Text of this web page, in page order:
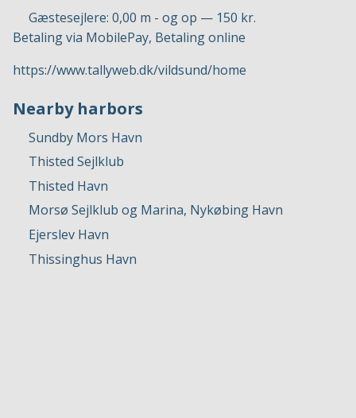
Gæstesejlere: 0,00 m - og op — 150 kr.
Betaling via MobilePay, Betaling online
https://www.tallyweb.dk/vildsund/home
Nearby harbors
Sundby Mors Havn
Thisted Sejlklub
Thisted Havn
Morsø Sejlklub og Marina, Nykøbing Havn
Ejerslev Havn
Thissinghus Havn